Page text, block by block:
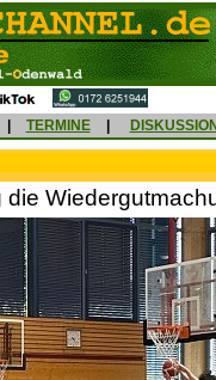
TERMINE DISKUSSION